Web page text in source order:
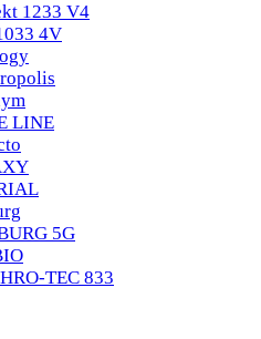
1233 V4
4V
LINE
5G
TEC 833